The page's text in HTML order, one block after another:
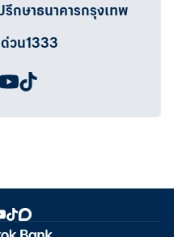
กษาธนาคารกรุงเทพ
วน1333